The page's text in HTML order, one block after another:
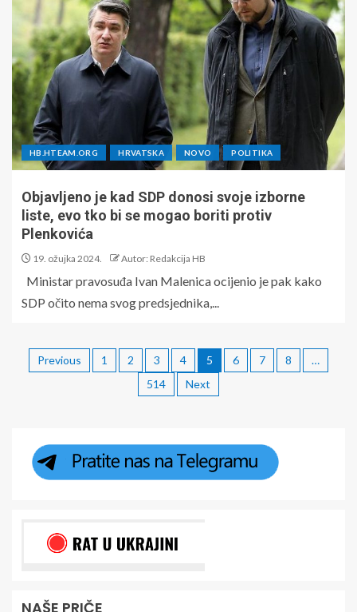
HB.HTEAM.ORG HRVATSKA NOVO POLITIKA
Objavljeno je kad SDP donosi svoje izborne
liste, evo tko bi se mogao boriti protiv
Plenkovića
19. ožujka 2024. Autor: Redakcija HB
Ministar pravosuđa Ivan Malenica ocijenio je pak kako
SDP očito nema svog predsjednika,...
Previous 1 2 3 4 5 6 7 8
…
514
Next
NAŠE PRIČE